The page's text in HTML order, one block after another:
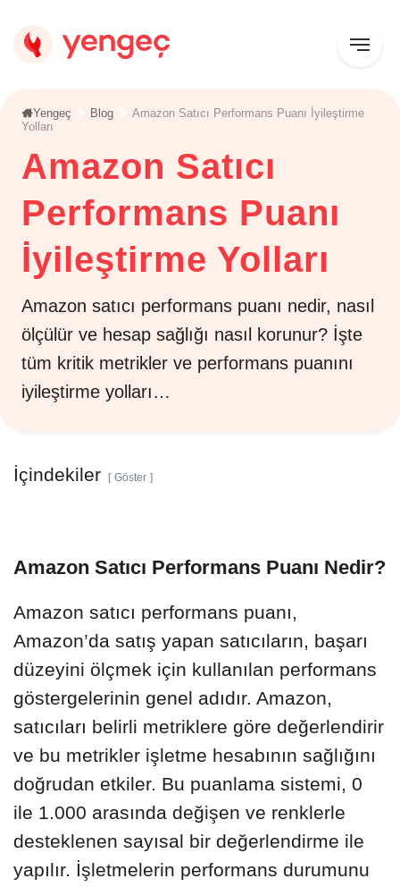
Yengeç Blog
Amazon Satıcı Performans Puanı İyileştirme
Yolları
Amazon Satıcı
Performans Puanı
İyileştirme Yolları
Amazon satıcı performans puanı nedir, nasıl
ölçülür ve hesap sağlığı nasıl korunur? İşte
tüm kritik metrikler ve performans puanını
iyileştirme yolları…
Amazon Satıcı Performans Puanı Nedir?
Amazon satıcı performans puanı,
Amazon’da satış yapan satıcıların, başarı
düzeyini ölçmek için kullanılan performans
göstergelerinin genel adıdır. Amazon,
satıcıları belirli metriklere göre değerlendirir
ve bu metrikler işletme hesabının sağlığını
doğrudan etkiler. Bu puanlama sistemi, 0
ile 1.000 arasında değişen ve renklerle
desteklenen sayısal bir değerlendirme ile
yapılır. İşletmelerin performans durumunu
İçindekiler Göster